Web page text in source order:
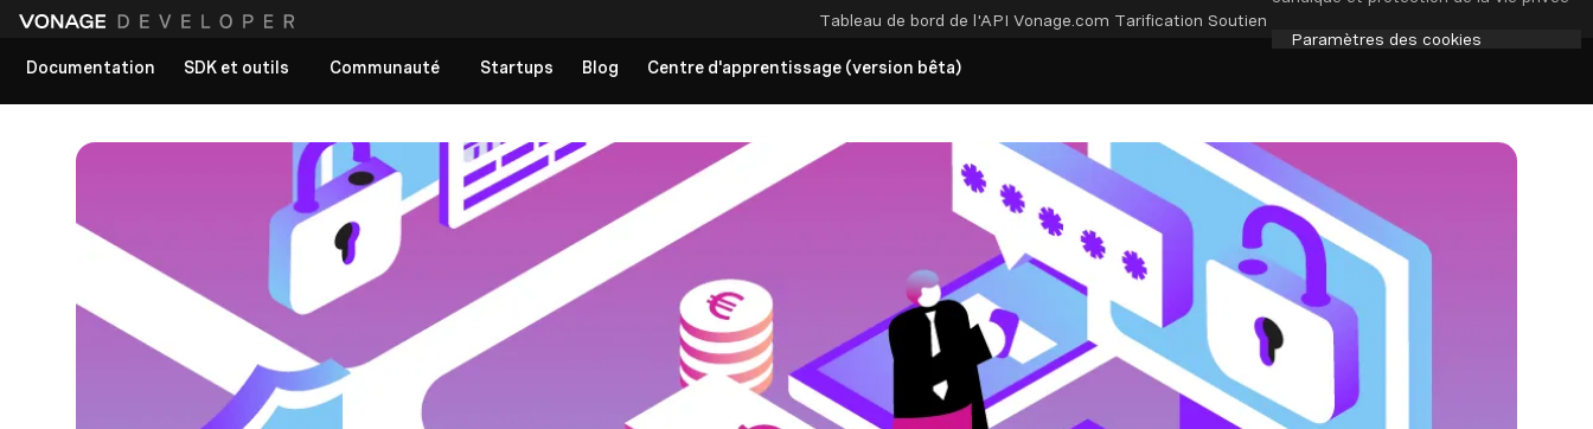
Tableau de bord de l'API Vonage.com Tarification Soutien
Paramètres des cookies
Documentation
SDK et outils Communauté Startups Blog Centre d'apprentissage (version bêta)